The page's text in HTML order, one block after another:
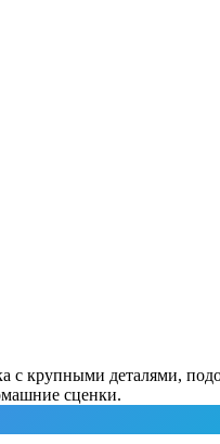
с крупными деталями,
сценки.